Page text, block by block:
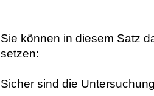
Sie können in diesem Satz
setzen:
Sicher sind die